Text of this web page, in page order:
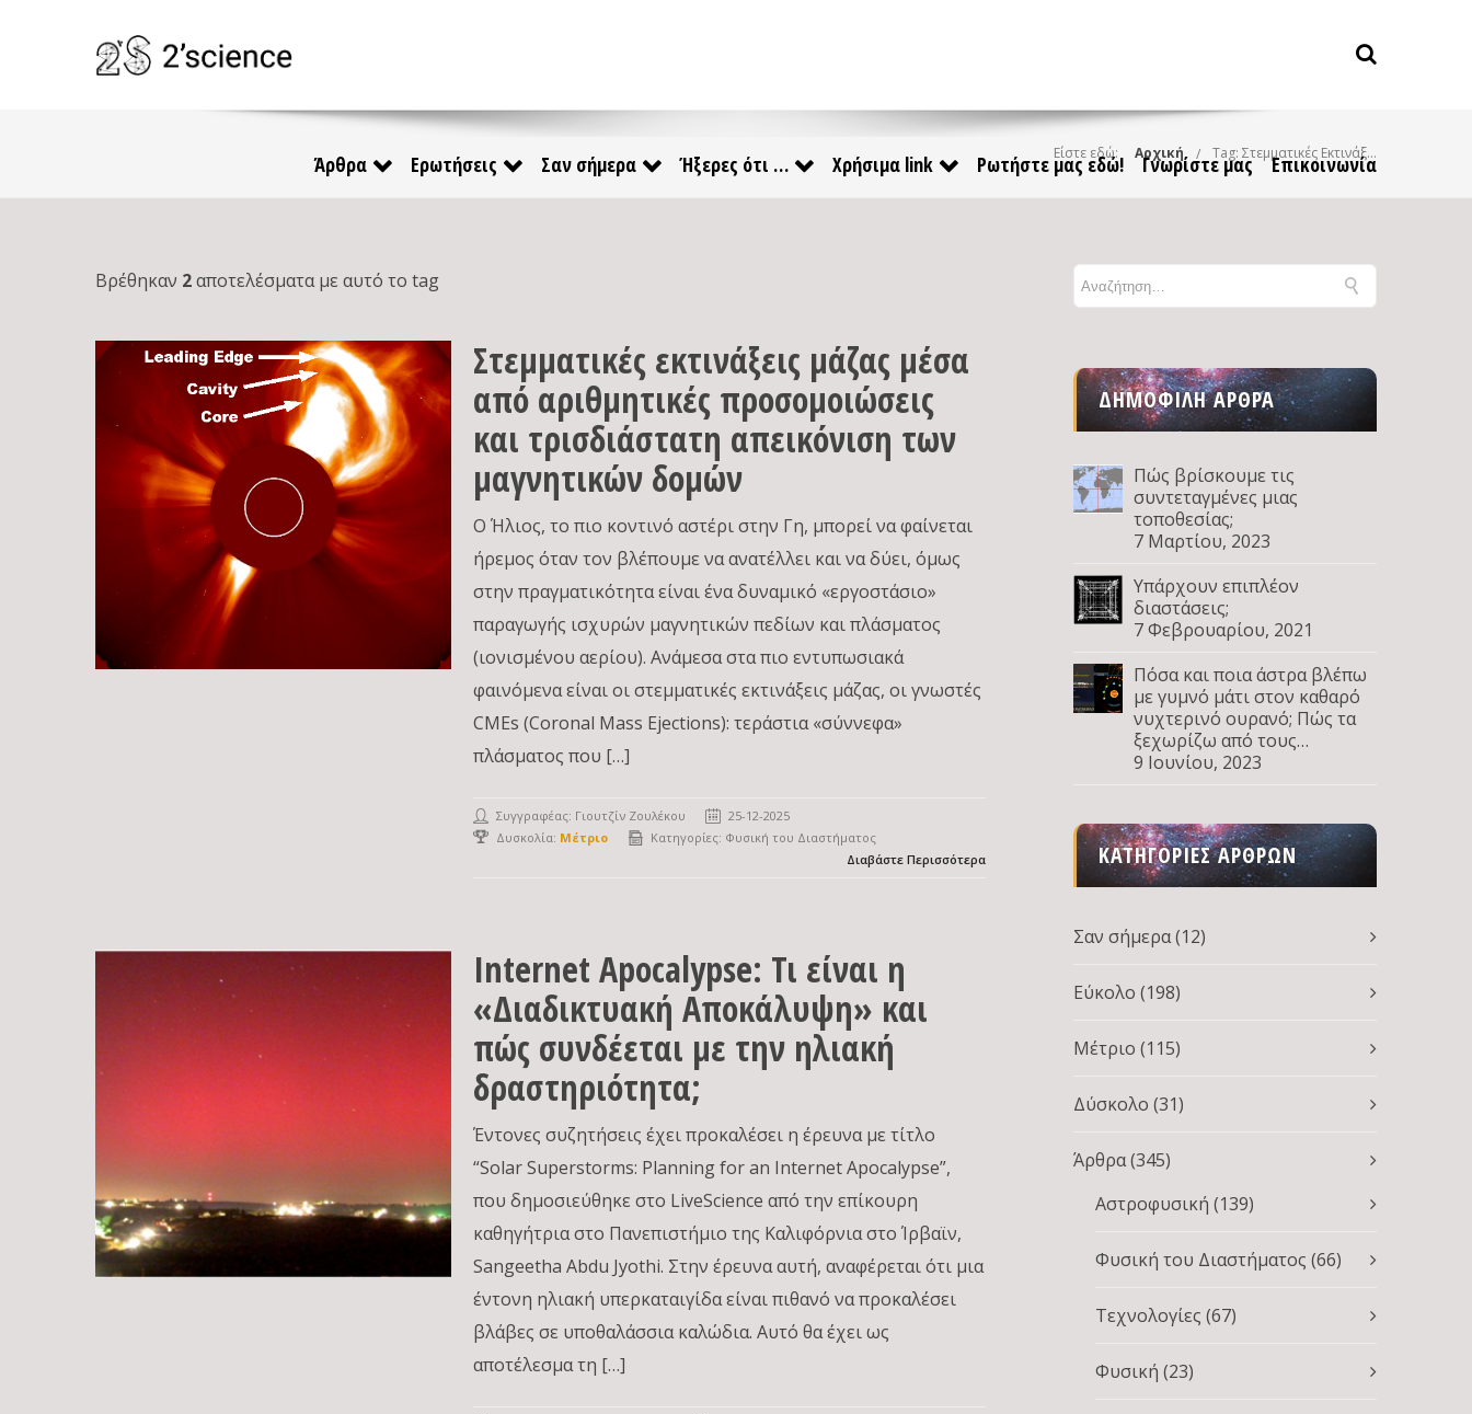
Άρθρα Ερωτήσεις Σαν σήμερα Ήξερες ότι … Χρήσιμα link Ρωτήστε μας εδώ! Γνωρίστε μας Επικοινωνία
Είστε εδώ: Αρχική Tag: Στεμματικές Εκτινάξεις Μάζας
Βρέθηκαν 2αποτελέσματα με αυτό το tag
Στεμματικές εκτινάξεις μάζας μέσα
από αριθμητικές προσομοιώσεις
και τρισδιάστατη απεικόνιση των
μαγνητικών δομών
Ο Ήλιος, το πιο κοντινό αστέρι στην Γη, μπορεί να φαίνεται
ήρεμος όταν τον βλέπουμε να ανατέλλει και να δύει, όμως
στην πραγματικότητα είναι ένα δυναμικό «εργοστάσιο»
παραγωγής ισχυρών μαγνητικών πεδίων και πλάσματος
(ιονισμένου αερίου). Ανάμεσα στα πιο εντυπωσιακά
φαινόμενα είναι οι στεμματικές εκτινάξεις μάζας, οι γνωστές
CMEs (Coronal Mass Ejections): τεράστια «σύννεφα»
πλάσματος που […]
Συγγραφέας: Γιουτζίν Ζουλέκου
25-12-2025
Δυσκολία: Μέτριο Κατηγορίες: Φυσική του Διαστήματος
Διαβάστε Περισσότερα
Internet Apocalypse: Τι είναι η
«Διαδικτυακή Αποκάλυψη» και
πώς συνδέεται με την ηλιακή
δραστηριότητα;
Έντονες συζητήσεις έχει προκαλέσει η έρευνα με τίτλο
“Solar Superstorms: Planning for an Internet Apocalypse”,
που δημοσιεύθηκε στο LiveScience από την επίκουρη
καθηγήτρια στο Πανεπιστήμιο της Καλιφόρνια στο Ίρβαϊν,
Sangeetha Abdu Jyothi. Στην έρευνα αυτή, αναφέρεται ότι μια
έντονη ηλιακή υπερκαταιγίδα είναι πιθανό να προκαλέσει
βλάβες σε υποθαλάσσια καλώδια. Αυτό θα έχει ως
αποτέλεσμα τη […]
ΔΗΜΟΦΙΛΉ ΆΡΘΡΑ
Πώς βρίσκουμε τις
συντεταγμένες μιας
τοποθεσίας;
7 Μαρτίου, 2023
Υπάρχουν επιπλέον
διαστάσεις;
7 Φεβρουαρίου, 2021
Πόσα και ποια άστρα βλέπω
με γυμνό μάτι στον καθαρό
νυχτερινό ουρανό; Πώς τα
ξεχωρίζω από τους
πλανήτες; Μέρος Δ
9 Ιουνίου, 2023
ΚΑΤΗΓΟΡΊΕΣ ΆΡΘΡΩΝ
Σαν σήμερα(12)
Εύκολο (198)
Μέτριο (115)
Δύσκολο (31)
Άρθρα(345)
Αστροφυσική (139)
Φυσική του Διαστήματος (66)
Τεχνολογίες (67)
Φυσική (23)